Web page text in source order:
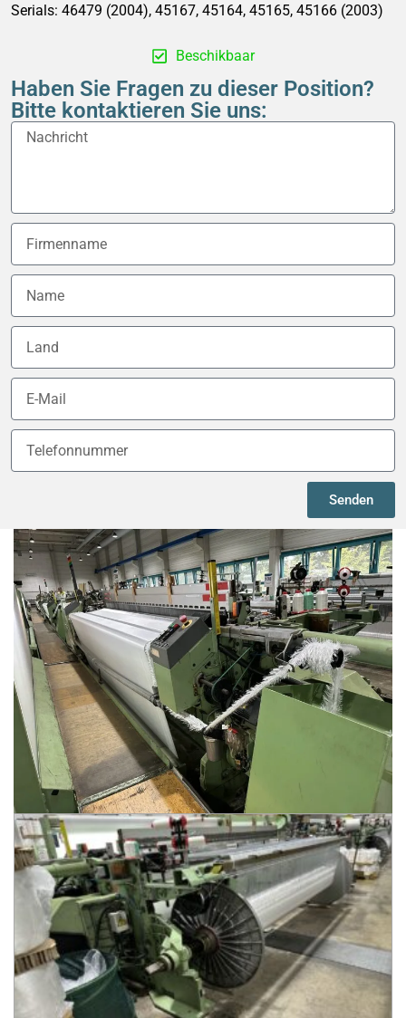
Serials: 46479 (2004), 45167, 45164, 45165, 45166 (2003)
Beschikbaar
Haben Sie Fragen zu dieser Position?
Bitte kontaktieren Sie uns:
Senden